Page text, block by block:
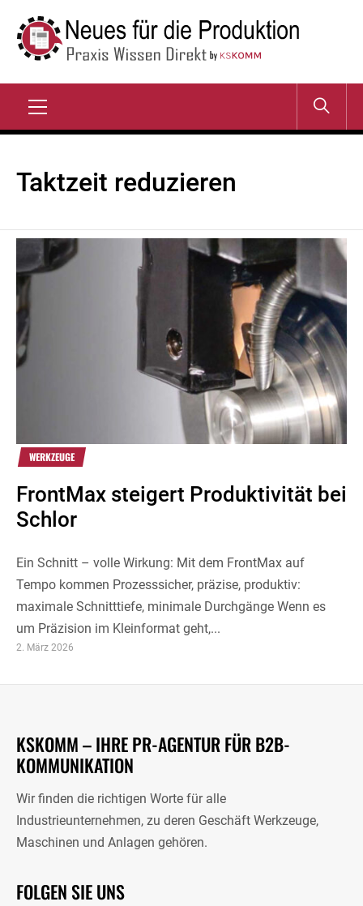
Inhalt
springen
NEUES FÜR DIE
PRODUKTION
Taktzeit reduzieren
WERKZEUGE
FrontMax steigert Produktivität bei
Schlor
Ein Schnitt – volle Wirkung: Mit dem FrontMax auf
Tempo kommen Prozesssicher, präzise, produktiv:
maximale Schnitttiefe, minimale Durchgänge Wenn es
um Präzision im Kleinformat geht,...
2. März 2026
KSKOMM – IHRE PR-AGENTUR FÜR B2B-
KOMMUNIKATION
Wir finden die richtigen Worte für alle
Industrieunternehmen, zu deren Geschäft Werkzeuge,
Maschinen und Anlagen gehören.
FOLGEN SIE UNS